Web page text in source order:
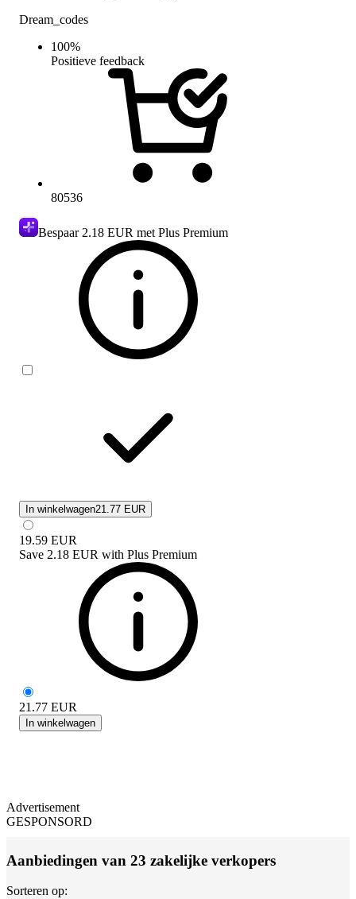
Dream_codes
100%
Positieve feedback
80536
Bespaar 2.18 EUR met Plus Premium
In winkelwagen21.77 EUR
19.59 EUR
Save 2.18 EUR with Plus Premium
21.77 EUR
In winkelwagen
Advertisement
GESPONSORD
Aanbiedingen van 23 zakelijke verkopers
Sorteren op: